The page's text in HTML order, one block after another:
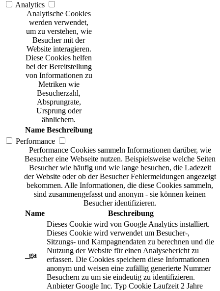
Analytics
Analytische Cookies
werden verwendet,
um zu verstehen, wie
Besucher mit der
Website interagieren.
Diese Cookies helfen
bei der Bereitstellung
von Informationen zu
Metriken wie
Besucherzahl,
Absprungrate,
Ursprung oder
ähnlichem.
Name Beschreibung
Performance
Performance Cookies sammeln Informationen darüber, wie
Besucher eine Webseite nutzen. Beispielsweise welche Seiten
Besucher wie häufig und wie lange besuchen, die Ladezeit
der Website oder ob der Besucher Fehlermeldungen angezeigt
bekommen. Alle Informationen, die diese Cookies sammeln,
sind zusammengefasst und anonym - sie können keinen
Besucher identifizieren.
Name
Beschreibung
_ga
Dieses Cookie wird von Google Analytics installiert.
Dieses Cookie wird verwendet um Besucher-,
Sitzungs- und Kampagnendaten zu berechnen und die
Nutzung der Website für einen Analysebericht zu
erfassen. Die Cookies speichern diese Informationen
anonym und weisen eine zufällig generierte Nummer
Besuchern zu um sie eindeutig zu identifizieren.
Anbieter Google Inc. Typ Cookie Laufzeit 2 Jahre